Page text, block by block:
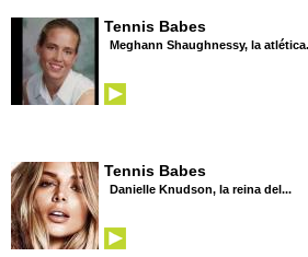
Tennis Babes
Meghann Shaughnessy, la
Tennis Babes
Danielle Knudson, la reina del...